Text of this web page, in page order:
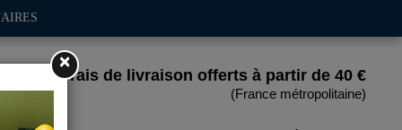
Frais de livraison offerts à partir de 40 €
(France métropolitaine)
×